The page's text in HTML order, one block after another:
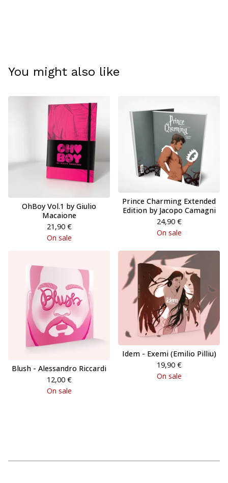
You might also like
OhBoy Vol.1 by Giulio
Macaione
21,90 €
On sale
Prince Charming Extended
Edition by Jacopo Camagni
24,90 €
On sale
Blush - Alessandro Riccardi
12,00 €
On sale
Idem - Exemi (Emilio Pilliu)
19,90 €
On sale